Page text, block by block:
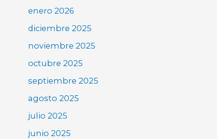
enero 2026
diciembre 2025
noviembre 2025
octubre 2025
septiembre 2025
agosto 2025
julio 2025
junio 2025